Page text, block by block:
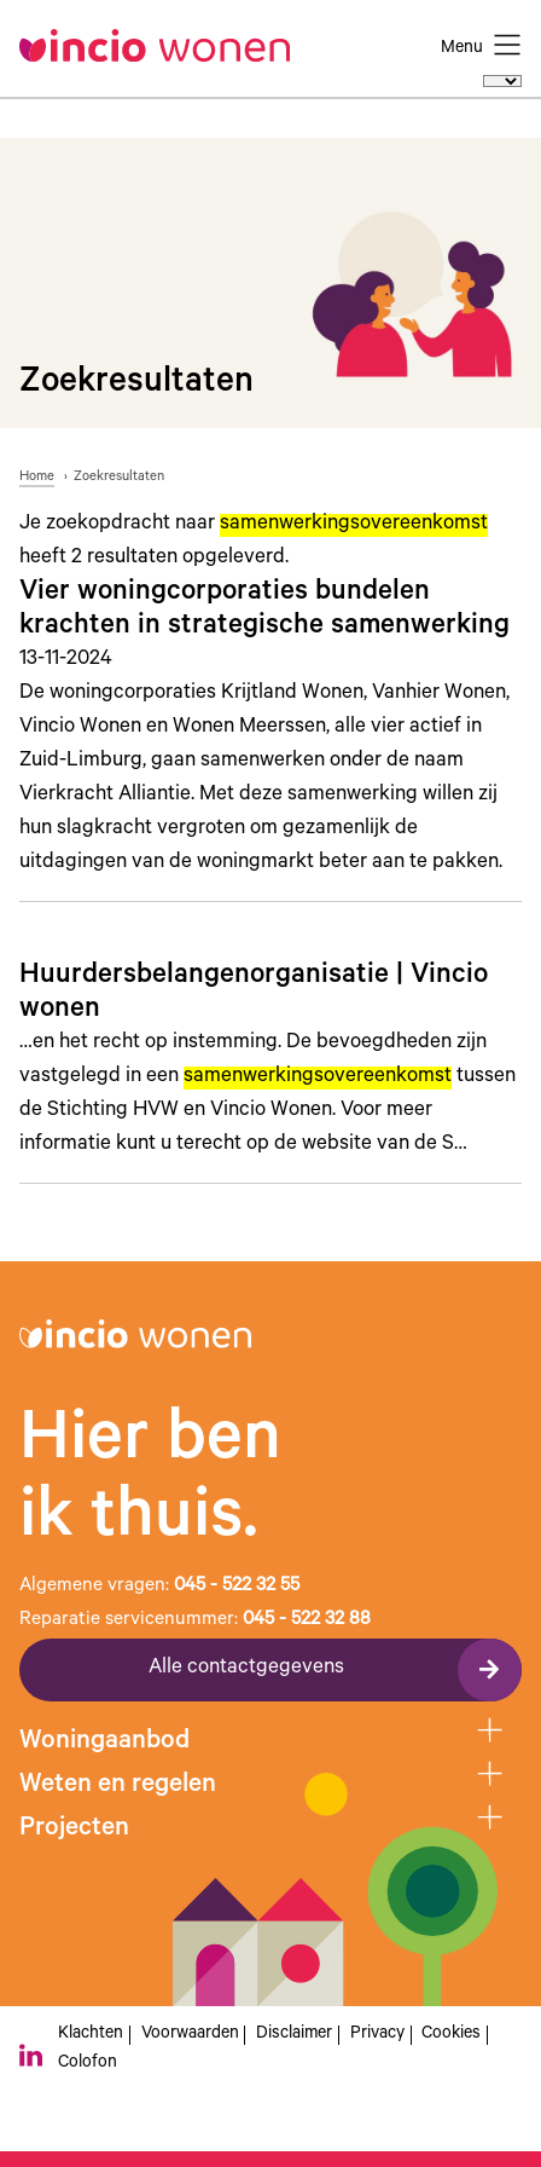
Menu
Zoekresultaten
Home Zoekresultaten
Je zoekopdracht naar samenwerkingsovereenkomst
heeft 2 resultaten opgeleverd.
Vier woningcorporaties bundelen
krachten in strategische samenwerking
13-11-2024
De woningcorporaties Krijtland Wonen, Vanhier Wonen,
Vincio Wonen en Wonen Meerssen, alle vier actief in
Zuid-Limburg, gaan samenwerken onder de naam
Vierkracht Alliantie. Met deze samenwerking willen zij
hun slagkracht vergroten om gezamenlijk de
uitdagingen van de woningmarkt beter aan te pakken.
Huurdersbelangenorganisatie | Vincio
wonen
…en het recht op instemming. De bevoegdheden zijn
vastgelegd in een samenwerkingsovereenkomst tussen
de Stichting HVW en Vincio Wonen. Voor meer
informatie kunt u terecht op de website van de S…
Hier ben
ik thuis.
Algemene vragen: 045 - 522 32 55
Reparatie servicenummer: 045 - 522 32 88
Alle contactgegevens
Woningaanbod
Weten en regelen
Projecten
Klachten Voorwaarden Disclaimer Privacy
Cookies
Colofon